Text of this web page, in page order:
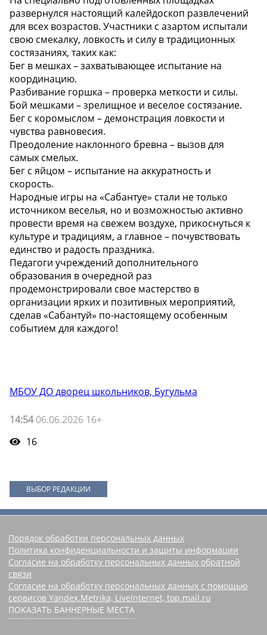
развернулся настоящий калейдоскоп развлечений
для всех возрастов. Участники с азартом испытали
свою смекалку, ловкость и силу в традиционных
состязаниях, таких как:
Бег в мешках – захватывающее испытание на
координацию.
Разбивание горшка – проверка меткости и силы.
Бой мешками – зрелищное и веселое состязание.
Бег с коромыслом – демонстрация ловкости и
чувства равновесия.
Преодоление наклонного бревна – вызов для
самых смелых.
Бег с яйцом – испытание на аккуратность и
скорость.
Народные игры на «Сабантуе» стали не только
источником веселья, но и возможностью активно
провести время на свежем воздухе, прикоснуться к
культуре и традициям, а главное – почувствовать
единство и радость праздника.
Педагоги учреждений дополнительного
образования в очередной раз
продемонстрировали свое мастерство в
организации ярких и позитивных мероприятий,
сделав «Сабантуй» по-настоящему особенным
событием для каждого!
МБОУ ДО дворец школьников, Бугульма
14:5406.06.2026 16+
16
ВЫБОР РЕДАКЦИИ
Порядок обработки персональных данных
Политика конфиденциальности и защиты информации
Согласие на обработку персональных данных обратной
связи
Согласие на обработку персональных данных с помощью
сервисов Yandex.Metrika, LiveInternet, top.mail.ru
ПОКАЗАТЬ БАННЕРНЫЕ МЕСТА